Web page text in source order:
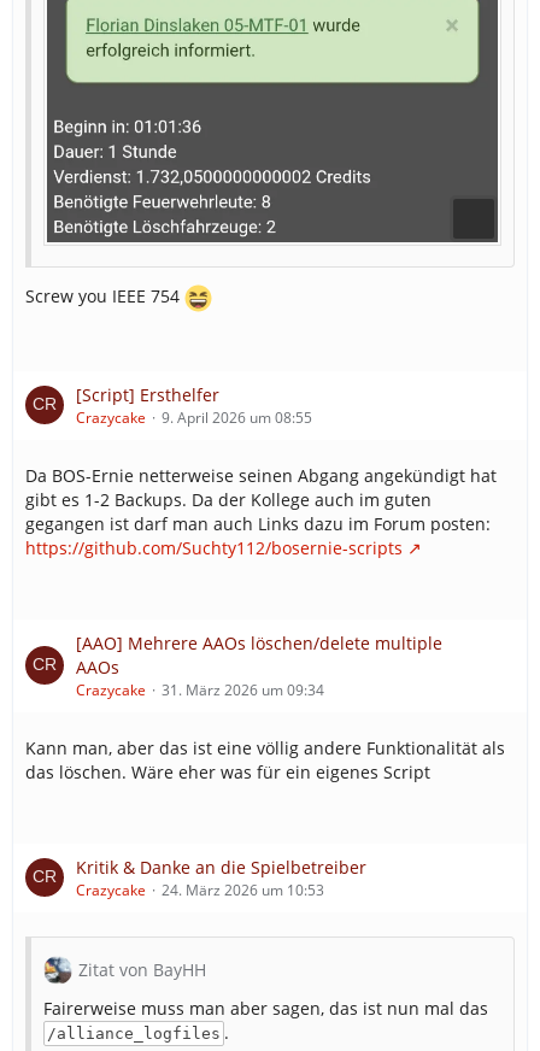
Screw you IEEE 754
[Script] Ersthelfer
Crazycake 9. April 2026 um 08:55
Da BOS-Ernie netterweise seinen Abgang angekündigt hat
gibt es 1-2 Backups. Da der Kollege auch im guten
gegangen ist darf man auch Links dazu im Forum posten:
https://github.com/Suchty112/bosernie-scripts
[AAO] Mehrere AAOs löschen/delete multiple
AAOs
Crazycake 31. März 2026 um 09:34
Kann man, aber das ist eine völlig andere Funktionalität als
das löschen. Wäre eher was für ein eigenes Script
Kritik & Danke an die Spielbetreiber
Crazycake 24. März 2026 um 10:53
Zitat von BayHH
Fairerweise muss man aber sagen, das ist nun mal das
/alliance_logfiles .